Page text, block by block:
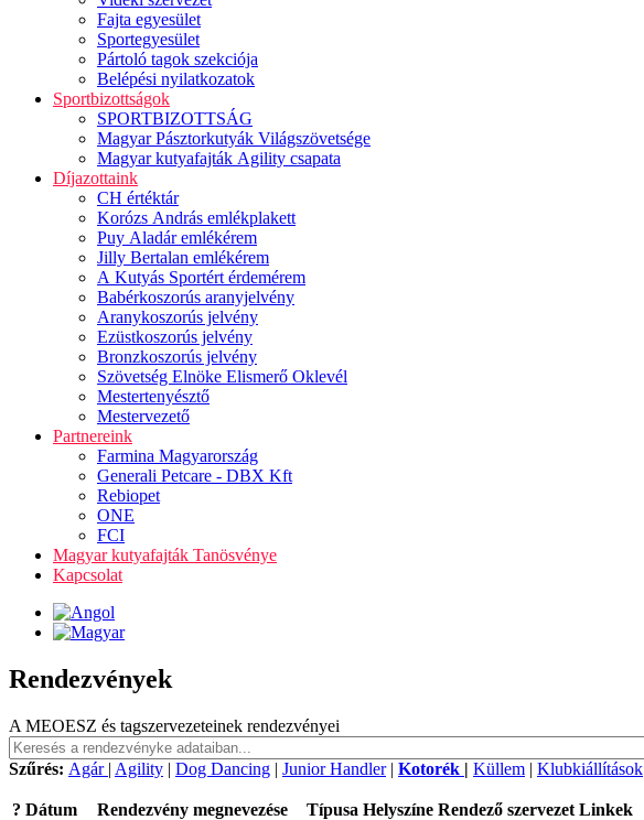
Fajta egyesület
Sportegyesület
Pártoló tagok szekciója
Belépési nyilatkozatok
Sportbizottságok
SPORTBIZOTTSÁG
Magyar Pásztorkutyák Világszövetsége
Magyar kutyafajták Agility csapata
Díjazottaink
CH értéktár
Korózs András emlékplakett
Puy Aladár emlékérem
Jilly Bertalan emlékérem
A Kutyás Sportért érdemérem
Babérkoszorús aranyjelvény
Aranykoszorús jelvény
Ezüstkoszorús jelvény
Bronzkoszorús jelvény
Szövetség Elnöke Elismerő Oklevél
Mestertenyésztő
Mestervezető
Partnereink
Farmina Magyarország
Generali Petcare - DBX Kft
Rebiopet
ONE
FCI
Magyar kutyafajták Tanösvénye
Kapcsolat
Rendezvények
A MEOESZ és tagszervezeteinek rendezvényei
Szűrés: Agár | Agility | Dog Dancing | Junior Handler| Kotorék | Küllem | Klubkiállítások
? Dátum Rendezvény megnevezése Típusa Helyszíne Rendező szervezet Linkek